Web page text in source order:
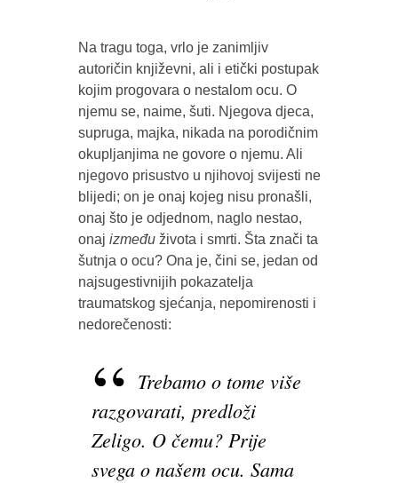
Na tragu toga, vrlo je zanimljiv
autoričin književni, ali i etički postupak
kojim progovara o nestalom ocu. O
njemu se, naime, šuti. Njegova djeca,
supruga, majka, nikada na porodičnim
okupljanjima ne govore o njemu. Ali
njegovo prisustvo u njihovoj svijesti ne
blijedi; on je onaj kojeg nisu pronašli,
onaj što je odjednom, naglo nestao,
onaj između života i smrti. Šta znači ta
šutnja o ocu? Ona je, čini se, jedan od
najsugestivnijih pokazatelja
traumatskog sjećanja, nepomirenosti i
nedorečenosti:
Trebamo o tome više
razgovarati, predloži
Zeligo. O čemu? Prije
svega o našem ocu. Sama